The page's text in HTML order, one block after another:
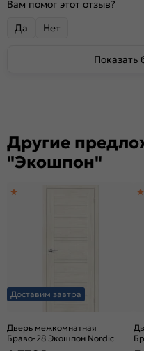
Вам помог этот отзыв?
Да
Нет
Показать
Другие
"Экошпон"
Доставим завтра
Дверь межкомнатная
Браво-28 Экошпон Nordic
Oak, остекленная, magic fog,